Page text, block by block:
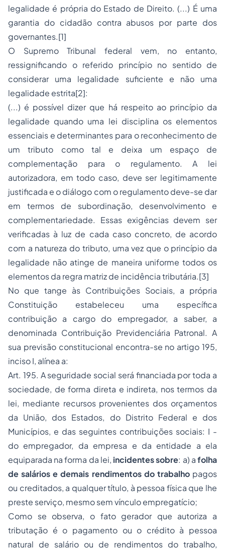
legalidade é própria do Estado de Direito. (...) É uma
garantia do cidadão contra abusos por parte dos
governantes.[1]
O Supremo Tribunal federal vem, no entanto,
ressignificando o referido princípio no sentido de
considerar uma legalidade suficiente e não uma
legalidade estrita[2]:
(...) é possível dizer que há respeito ao princípio da
legalidade quando uma lei disciplina os elementos
essenciais e determinantes para o reconhecimento de
um tributo como tal e deixa um espaço de
complementação para o regulamento. A lei
autorizadora, em todo caso, deve ser legitimamente
justificada e o diálogo com o regulamento deve-se dar
em termos de subordinação, desenvolvimento e
complementariedade. Essas exigências devem ser
verificadas à luz de cada caso concreto, de acordo
com a natureza do tributo, uma vez que o princípio da
legalidade não atinge de maneira uniforme todos os
elementos da regra matriz de incidência tributária.[3]
No que tange às Contribuições Sociais, a própria
Constituição estabeleceu uma específica
contribuição a cargo do empregador, a saber, a
denominada Contribuição Previdenciária Patronal. A
sua previsão constitucional encontra-se no artigo 195,
inciso I, alínea a:
Art. 195. A seguridade social será financiada por toda a
sociedade, de forma direta e indireta, nos termos da
lei, mediante recursos provenientes dos orçamentos
da União, dos Estados, do Distrito Federal e dos
Municípios, e das seguintes contribuições sociais: I -
do empregador, da empresa e da entidade a ela
equiparada na forma da lei, incidentes sobre: a) afolha
de salários e demais rendimentos do trabalhopagos
ou creditados, a qualquer título, à pessoa física que lhe
preste serviço, mesmo sem vínculo empregatício;
Como se observa, o fato gerador que autoriza a
tributação é o pagamento ou o crédito à pessoa
natural de salário ou de rendimentos do trabalho,